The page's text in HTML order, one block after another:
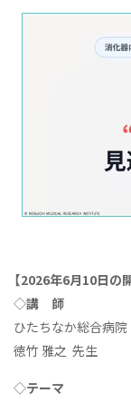
【2026年6月10日の
◇講 師
ひたちなか総合病
徳竹 雅之 先生
◇テーマ